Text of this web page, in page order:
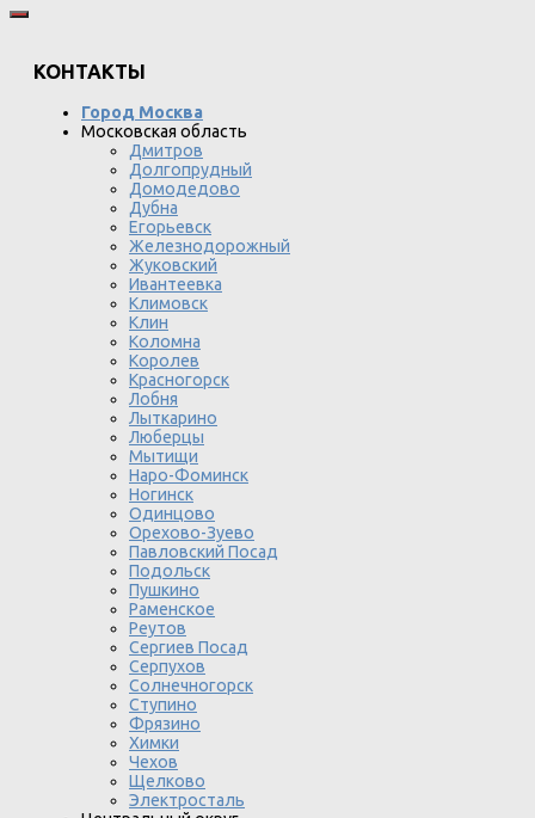
КОНТАКТЫ
Город Москва
Московская область
Дмитров
Долгопрудный
Домодедово
Дубна
Егорьевск
Железнодорожный
Жуковский
Ивантеевка
Климовск
Клин
Коломна
Королев
Красногорск
Лобня
Лыткарино
Люберцы
Мытищи
Наро-Фоминск
Ногинск
Одинцово
Орехово-Зуево
Павловский Посад
Подольск
Пушкино
Раменское
Реутов
Сергиев Посад
Серпухов
Солнечногорск
Ступино
Фрязино
Химки
Чехов
Щелково
Электросталь